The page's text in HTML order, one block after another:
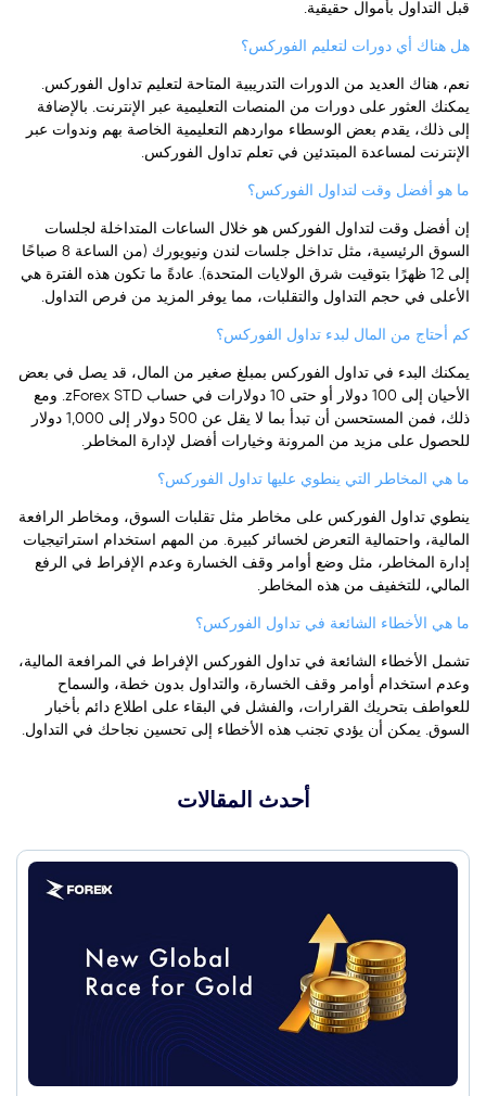
قبل التداول بأموال حقيقية.
هل هناك أي دورات لتعليم الفوركس؟
نعم، هناك العديد من الدورات التدريبية المتاحة لتعليم تداول الفوركس.
يمكنك العثور على دورات من المنصات التعليمية عبر الإنترنت. بالإضافة
إلى ذلك، يقدم بعض الوسطاء مواردهم التعليمية الخاصة بهم وندوات عبر
الإنترنت لمساعدة المبتدئين في تعلم تداول الفوركس.
ما هو أفضل وقت لتداول الفوركس؟
إن أفضل وقت لتداول الفوركس هو خلال الساعات المتداخلة لجلسات
السوق الرئيسية، مثل تداخل جلسات لندن ونيويورك (من الساعة 8 صباحًا
إلى 12 ظهرًا بتوقيت شرق الولايات المتحدة). عادةً ما تكون هذه الفترة هي
الأعلى في حجم التداول والتقلبات، مما يوفر المزيد من فرص التداول.
كم أحتاج من المال لبدء تداول الفوركس؟
يمكنك البدء في تداول الفوركس بمبلغ صغير من المال، قد يصل في بعض
الأحيان إلى 100 دولار أو حتى 10 دولارات في حساب zForex STD. ومع
ذلك، فمن المستحسن أن تبدأ بما لا يقل عن 500 دولار إلى 1,000 دولار
للحصول على مزيد من المرونة وخيارات أفضل لإدارة المخاطر.
ما هي المخاطر التي ينطوي عليها تداول الفوركس؟
ينطوي تداول الفوركس على مخاطر مثل تقلبات السوق، ومخاطر الرافعة
المالية، واحتمالية التعرض لخسائر كبيرة. من المهم استخدام استراتيجيات
إدارة المخاطر، مثل وضع أوامر وقف الخسارة وعدم الإفراط في الرفع
المالي، للتخفيف من هذه المخاطر.
ما هي الأخطاء الشائعة في تداول الفوركس؟
تشمل الأخطاء الشائعة في تداول الفوركس الإفراط في المرافعة المالية،
وعدم استخدام أوامر وقف الخسارة، والتداول بدون خطة، والسماح
للعواطف بتحريك القرارات، والفشل في البقاء على اطلاع دائم بأخبار
السوق. يمكن أن يؤدي تجنب هذه الأخطاء إلى تحسين نجاحك في التداول.
أحدث المقالات